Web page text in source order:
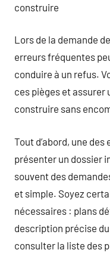
construire
Lors de la demande
erreurs fréquentes
conduire à un refus.
ces pièges et assurer
construire sans
Tout d’abord, une
présenter un dossier
souvent des
et simple. Soyez
nécessaires : plans
description précise
consulter la liste des